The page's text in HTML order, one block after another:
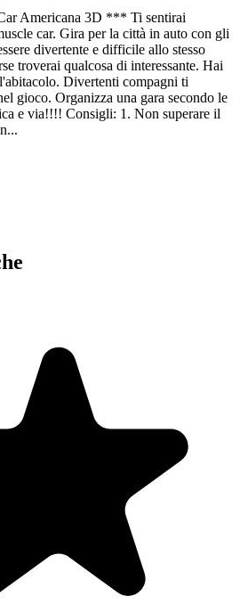
Americana 3D *** Ti sentirai
car. Gira per la città in auto con gli
divertente e difficile allo stesso
troverai qualcosa di interessante. Hai
Divertenti compagni ti
gioco. Organizza una gara secondo le
e via!!!! Consigli: 1. Non superare il